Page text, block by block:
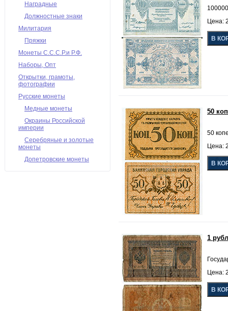
Наградные
Должностные знаки
Милитария
Пряжки
Монеты С.С.С.Р.и Р.Ф.
Наборы, Опт
Открытки, грамоты,
фотографии
Русские монеты
Медные монеты
Окраины Российской
империи
Серебряные и золотые
монеты
Допетровские монеты
Цена:
50
50
Цена:
1
Цена: